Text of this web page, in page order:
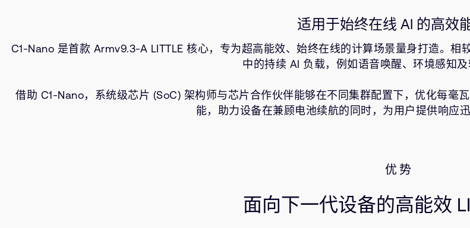
适用于始终在线 AI 的高效
C1-Nano 是首款 Armv9.3-A LITTLE 核心，专为超高能效、始终在线的计算场景量身打造。相
中的持续 AI 负载，例如语音唤醒、环境感知及
借助 C1-Nano，系统级芯片 (SoC) 架构师与芯片合作伙伴能够在不同集群配置下，优化每毫
能，助力设备在兼顾电池续航的同时，为用户提供响应
优势
面向下一代设备的高能效